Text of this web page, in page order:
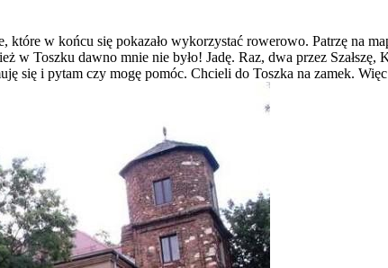
które w końcu się pokazało wykorzystać rowerowo. Patrzę na
w Toszku dawno mnie nie było! Jadę. Raz, dwa przez
się i pytam czy mogę pomóc. Chcieli do Toszka na zamek.